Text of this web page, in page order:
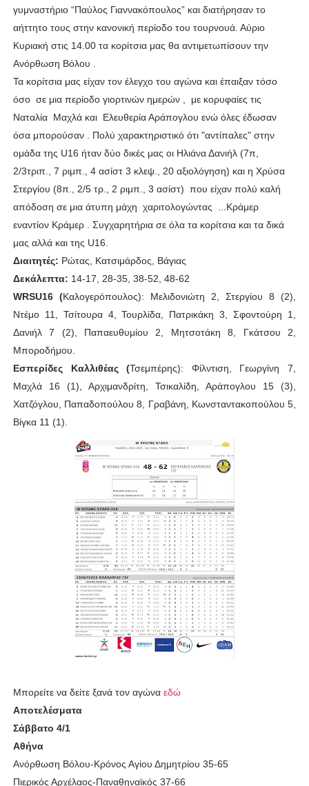
γυμναστήριο “Παύλος Γιαννακόπουλος” και διατήρησαν το
αήττητο τους στην κανονική περίοδο του τουρνουά. Αύριο
Κυριακή στις 14.00 τα κορίτσια μας θα αντιμετωπίσουν την
Ανόρθωση Βόλου .
Τα κορίτσια μας είχαν τον έλεγχο του αγώνα και έπαιξαν τόσο
όσο σε μια περίοδο γιορτινών ημερών , με κορυφαίες τις
Ναταλία Μαχλά και Ελευθερία Αράπογλου ενώ όλες έδωσαν
όσα μπορούσαν . Πολύ χαρακτηριστικό ότι "αντίπαλες" στην
ομάδα της U16 ήταν δύο δικές μας οι Ηλιάνα Δανιήλ (7π,
2/3τριπ., 7 ριμπ., 4 ασίστ 3 κλεψ., 20 αξιολόγηση) και η Χρύσα
Στεργίου (8π., 2/5 τρ., 2 ριμπ., 3 ασίστ) που είχαν πολύ καλή
απόδοση σε μια άτυπη μάχη χαριτολογώντας ...Κράμερ
εναντίον Κράμερ . Συγχαρητήρια σε όλα τα κορίτσια και τα δικά
μας αλλά και της U16.
Διαιτητές: Ρώτας, Κατσιμάρδος, Βάγιας
Δεκάλεπτα: 14-17, 28-35, 38-52, 48-62
WRSU16 (Καλογερόπουλος): Μελιδονιώτη 2, Στεργίου 8 (2),
Ντέμο 11, Τσίτουρα 4, Τουρλίδα, Πατρικάκη 3, Σφοντούρη 1,
Δανιήλ 7 (2), Παπαευθυμίου 2, Μητσοτάκη 8, Γκάτσου 2,
Μποροδήμου.
Εσπερίδες Καλλιθέας (Τσεμπέρης): Φίλντιση, Γεωργίνη 7,
Μαχλά 16 (1), Αρχιμανδρίτη, Τσικαλίδη, Αράπογλου 15 (3),
Χατζόγλου, Παπαδοπούλου 8, Γραβάνη, Κωνσταντακοπούλου 5,
Βίγκα 11 (1).
Μπορείτε να δείτε ξανά τον αγώνα εδώ
Αποτελέσματα
Σάββατο 4/1
Αθήνα
Ανόρθωση Βόλου-Κρόνος Αγίου Δημητρίου 35-65
Πιερικός Αρχέλαος-Παναθηναϊκός 37-66